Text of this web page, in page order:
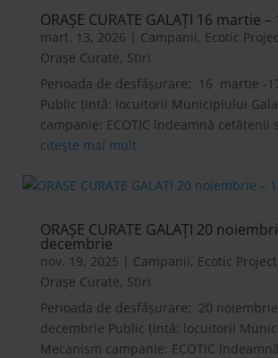
ORAȘE CURATE GALAȚI 16 martie
mart. 13, 2026 | Campanii, Ecotic
Orașe Curate, Stiri
Perioada de desfășurare: 16 martie -
Public țintă: locuitorii Municipiului
campanie: ECOTIC îndeamnă cetățenii
citește mai mult
ORAȘE CURATE GALAȚI 20
decembrie
nov. 19, 2025 | Campanii, Ecotic
Orașe Curate, Stiri
Perioada de desfășurare: 20
decembrie Public țintă: locuitorii
Mecanism campanie: ECOTIC